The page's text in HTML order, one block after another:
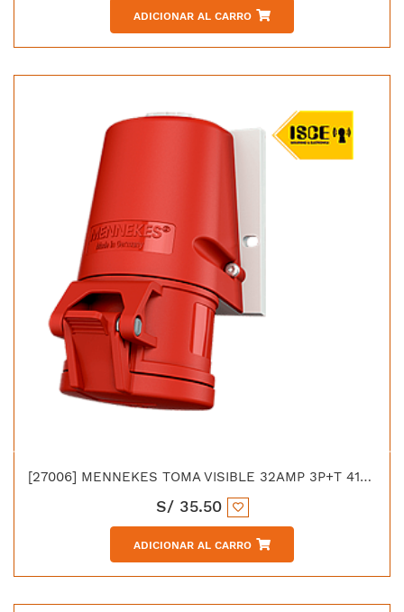
ADICIONAR AL CARRO
[27006] MENNEKES TOMA VISIBLE 32AMP 3P+T 415V ROJO 6H IP44 LIBRE DE HALOGENO
S/ 35.50
ADICIONAR AL CARRO